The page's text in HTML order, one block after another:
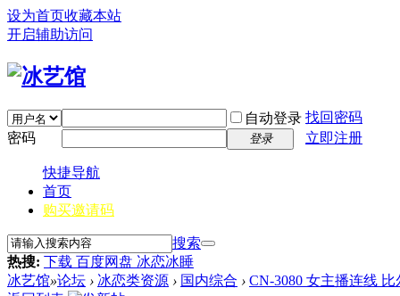
设为首页收藏本站
开启辅助访问
自动登录 找回密码
密码
登录 立即注册
快捷导航
首页
购买邀请码
搜索
热搜: 下载 百度网盘 冰恋冰睡
冰艺馆»论坛 › 冰恋类资源 › 国内综合 › CN-3080 女主播连线 比